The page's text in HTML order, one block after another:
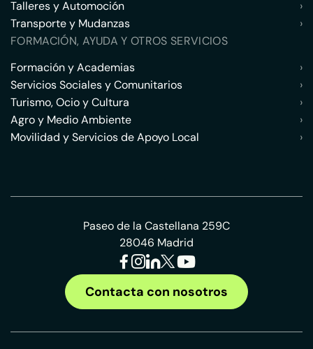
Talleres y Automoción
›
Transporte y Mudanzas
›
FORMACIÓN, AYUDA Y OTROS SERVICIOS
Formación y Academias
›
Servicios Sociales y Comunitarios
›
Turismo, Ocio y Cultura
›
Agro y Medio Ambiente
›
Movilidad y Servicios de Apoyo Local
›
Paseo de la Castellana 259C
28046 Madrid
Contacta con nosotros